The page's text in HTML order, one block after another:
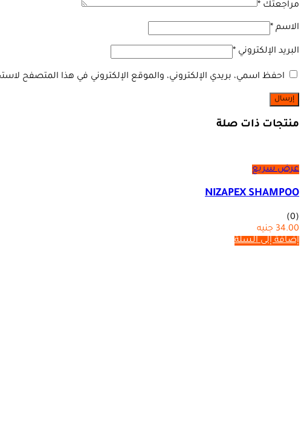
مراجعتك *
الاسم *
البريد الإلكتروني *
احفظ اسمي، بريدي الإلكتروني، والموقع الإلكتروني في هذا المتصفح
منتجات ذات صلة
عرض سريع
NIZAPEX SHAMPOO
(0)
34.00 جنيه
إضافة إلى السلة